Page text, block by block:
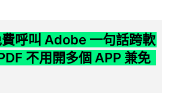
呼叫 Adobe 一句話跨軟
不用開多個 APP 兼免